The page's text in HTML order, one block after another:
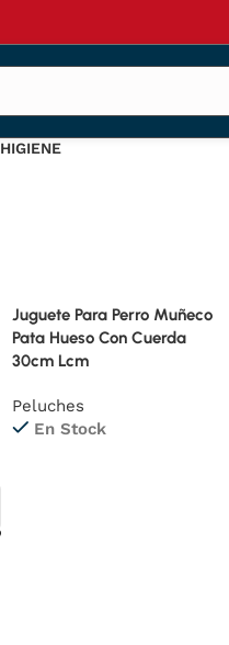
HIGIENE
Juguete Para Perro Muñeco
Pata Hueso Con Cuerda
30cm Lcm
Peluches
En Stock